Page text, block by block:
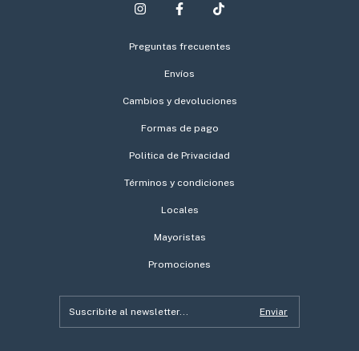
Preguntas frecuentes
Envíos
Cambios y devoluciones
Formas de pago
Politica de Privacidad
Términos y condiciones
Locales
Mayoristas
Promociones